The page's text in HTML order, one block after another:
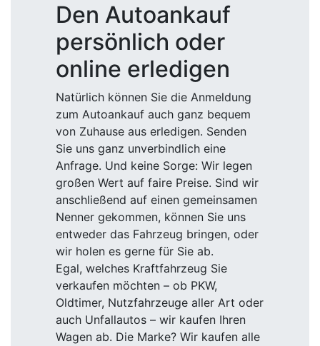
Den Autoankauf
persönlich oder
online erledigen
Natürlich können Sie die Anmeldung
zum Autoankauf auch ganz bequem
von Zuhause aus erledigen. Senden
Sie uns ganz unverbindlich eine
Anfrage. Und keine Sorge: Wir legen
großen Wert auf faire Preise. Sind wir
anschließend auf einen gemeinsamen
Nenner gekommen, können Sie uns
entweder das Fahrzeug bringen, oder
wir holen es gerne für Sie ab.
Egal, welches Kraftfahrzeug Sie
verkaufen möchten – ob PKW,
Oldtimer, Nutzfahrzeuge aller Art oder
auch Unfallautos – wir kaufen Ihren
Wagen ab. Die Marke? Wir kaufen alle